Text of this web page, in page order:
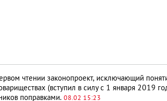
чтении законопроект, исключающий
(вступил в силу с 1 января 2019
поправками. 08.02 15:23